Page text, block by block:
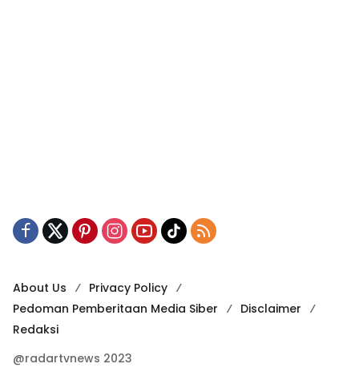
About Us
Privacy Policy
Pedoman Pemberitaan Media Siber
Disclaimer
Redaksi
@radartvnews 2023